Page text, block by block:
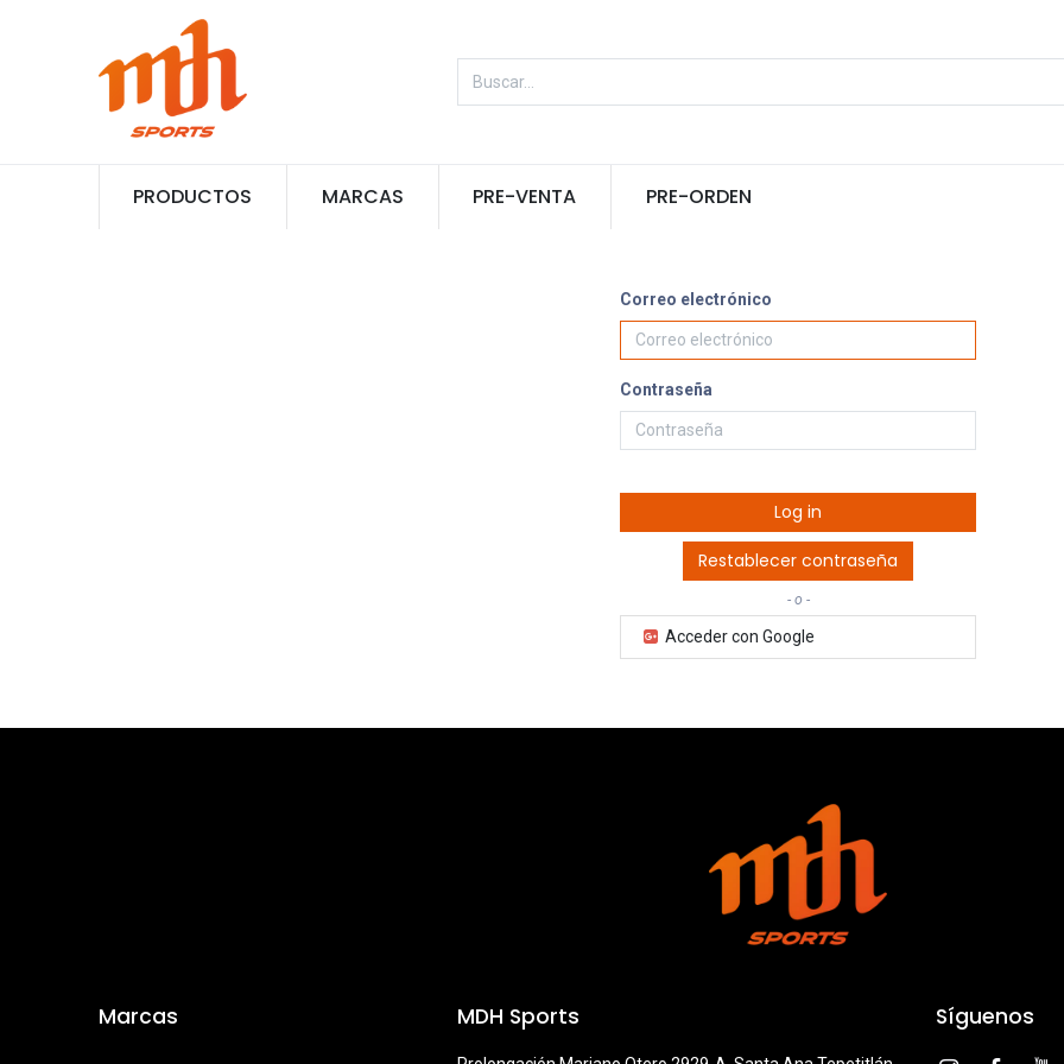
PRODUCTOS MARCAS PRE-VENTA PRE-ORDEN
Correo electrónico
Contraseña
Log in
Restablecer contraseña
- o -
Acceder con Google
Marcas MDH Sports Síguenos